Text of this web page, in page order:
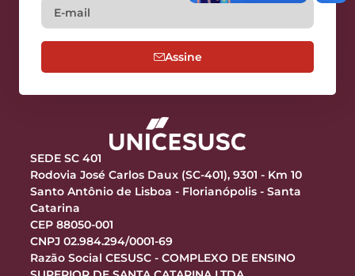
Assine
SEDE SC 401
Rodovia José Carlos Daux (SC-401), 9301 - Km 10
Santo Antônio de Lisboa - Florianópolis - Santa
Catarina
CEP 88050-001
CNPJ 02.984.294/0001-69
Razão Social CESUSC - COMPLEXO DE ENSINO